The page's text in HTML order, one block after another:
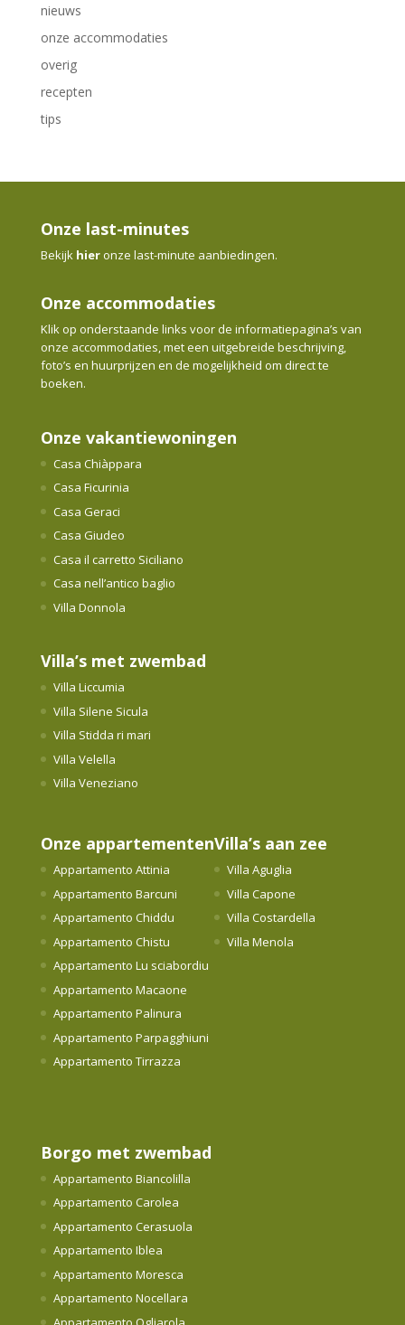
nieuws
onze accommodaties
overig
recepten
tips
Onze last-minutes
Bekijk hieronze last-minute aanbiedingen.
Onze accommodaties
Klik op onderstaande links voor de informatiepagina’s van
onze accommodaties, met een uitgebreide beschrijving,
foto’s en huurprijzen en de mogelijkheid om direct te
boeken.
Onze vakantiewoningen
Casa Chiàppara
Casa Ficurinia
Casa Geraci
Casa Giudeo
Casa il carretto Siciliano
Casa nell’antico baglio
Villa Donnola
Villa’s met zwembad
Villa Liccumia
Villa Silene Sicula
Villa Stidda ri mari
Villa Velella
Villa Veneziano
Onze appartementen
Appartamento Attinia
Appartamento Barcuni
Appartamento Chiddu
Appartamento Chistu
Appartamento Lu sciabordiu
Appartamento Macaone
Appartamento Palinura
Appartamento Parpagghiuni
Appartamento Tirrazza
Villa’s aan zee
Villa Aguglia
Villa Capone
Villa Costardella
Villa Menola
Borgo met zwembad
Appartamento Biancolilla
Appartamento Carolea
Appartamento Cerasuola
Appartamento Iblea
Appartamento Moresca
Appartamento Nocellara